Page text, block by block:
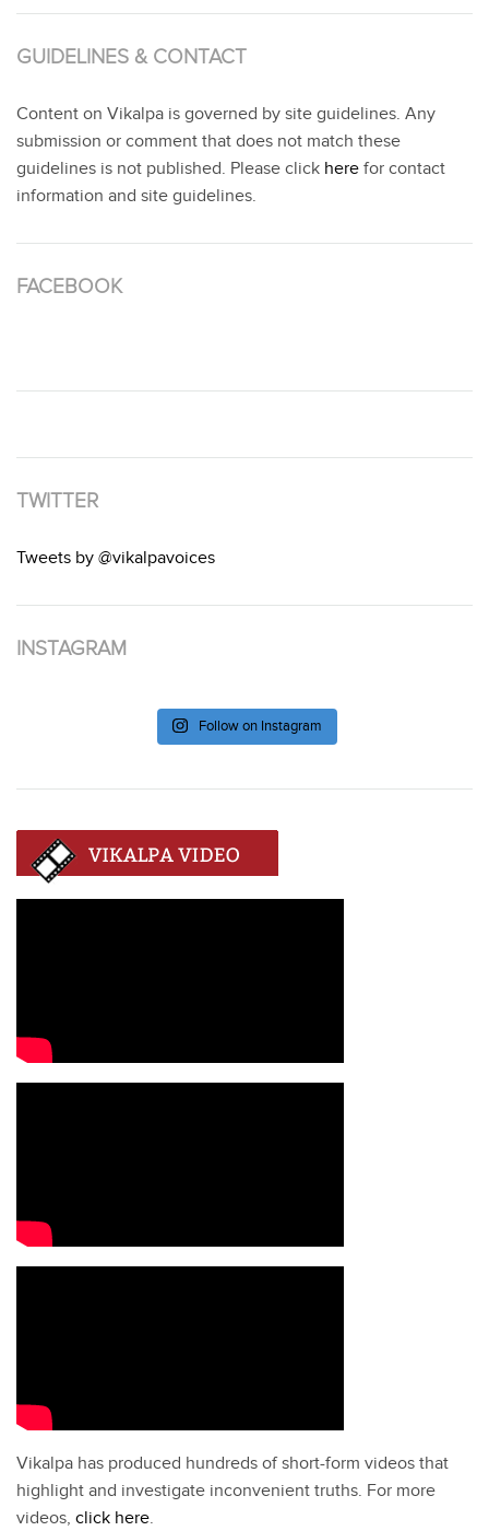
GUIDELINES & CONTACT
Content on Vikalpa is governed by site guidelines. Any
submission or comment that does not match these
guidelines is not published. Please click here for contact
information and site guidelines.
FACEBOOK
TWITTER
Tweets by @vikalpavoices
INSTAGRAM
Follow on Instagram
Vikalpa has produced hundreds of short-form videos that
highlight and investigate inconvenient truths. For more
videos, click here.